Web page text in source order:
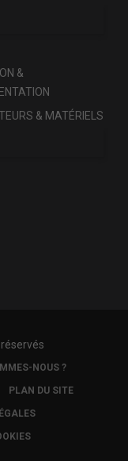
&
& MATÉRIELS
NOUS ?
PLAN DU SITE